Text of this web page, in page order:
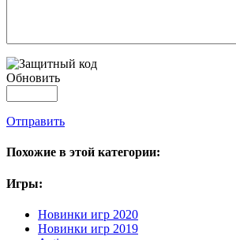
Обновить
Отправить
Похожие в этой категории:
Игры:
Новинки игр 2020
Новинки игр 2019